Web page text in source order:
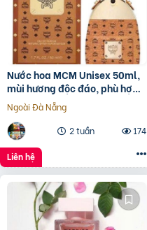
Nước hoa MCM Unisex 50ml,
mùi hương độc đáo, phù hợp
cho cả nam và nữ.
Ngoài Đà Nẵng
2 tuần
174
Liên hệ